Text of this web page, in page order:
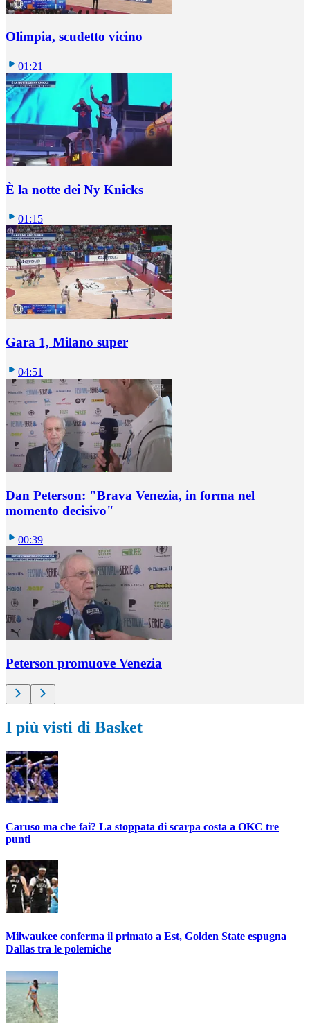
Olimpia, scudetto vicino
01:21
È la notte dei Ny Knicks
01:15
Gara 1, Milano super
04:51
Dan Peterson: "Brava Venezia, in forma nel
momento decisivo"
00:39
Peterson promuove Venezia
I più visti di Basket
Caruso ma che fai? La stoppata di scarpa costa a OKC tre
punti
Milwaukee conferma il primato a Est, Golden State espugna
Dallas tra le polemiche